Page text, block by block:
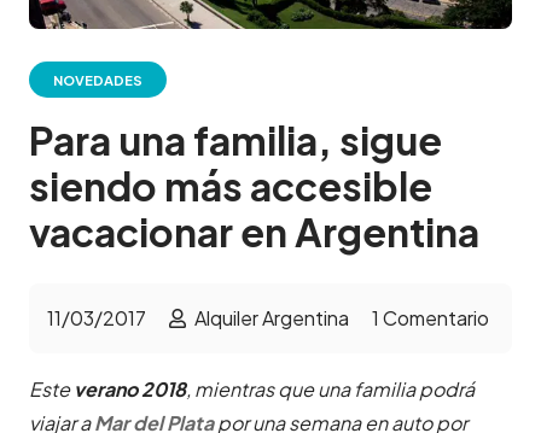
NOVEDADES
Para una familia, sigue
siendo más accesible
vacacionar en Argentina
11/03/2017 Alquiler Argentina 1 Comentario
Esteverano 2018, mientras que una familia podrá
viajar aMar del Platapor una semana en auto por